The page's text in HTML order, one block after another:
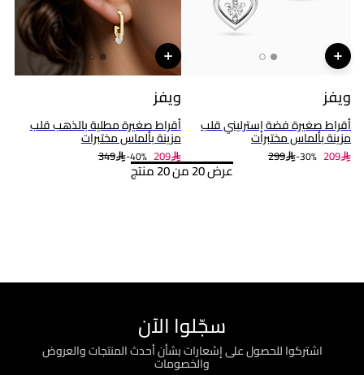
ويفز
أقراط صغيرة فضة إسترليني قلب
مزينة بألماس مختبرات
299 30%- 209
ويفز
أقراط صغيرة مطلية بالذهب قلب
مزينة بألماس مختبرات
349 40%- 209
عرض 20 من 20 منتج
سجّلوا الآن
اشتركوا للحصول على إشعارات بشأن أحدث المنتجات والعروض
والخصومات